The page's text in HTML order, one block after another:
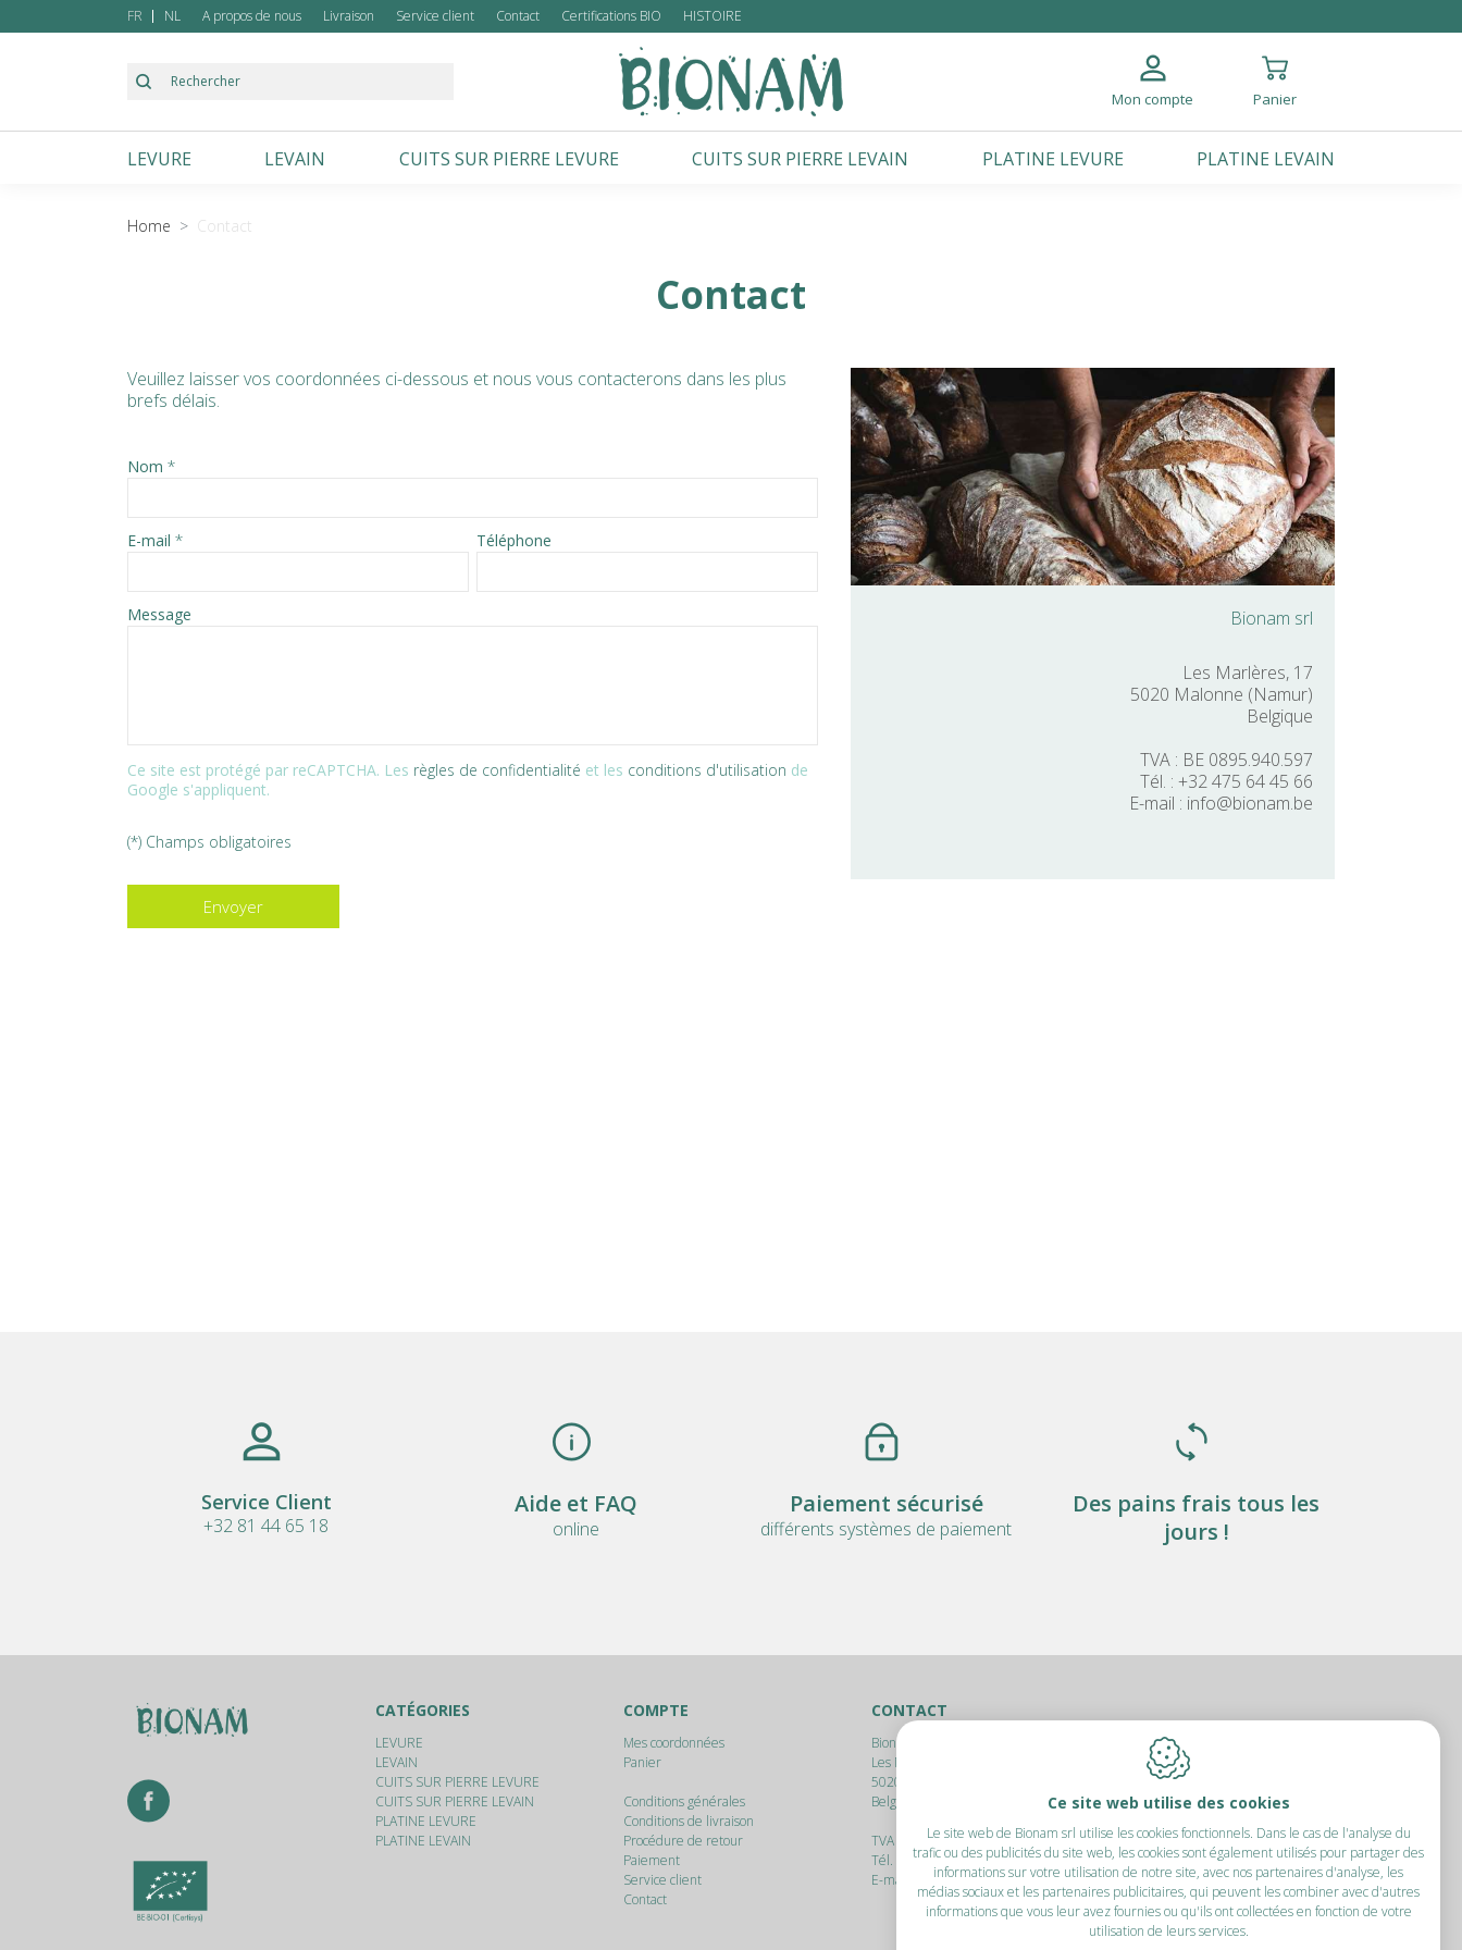
FR NL A propos de nous Livraison Service client Contact Certifications BIO HISTOIRE
Mon compte Panier
LEVURE
Froment
LEVAIN CUITS SUR PIERRE LEVURE CUITS SUR PIERRE LEVAIN
Froment
PLATINE LEVURE PLATINE LEVAIN
Home Contact
Contact
Veuillez laisser vos coordonnées ci-dessous et nous vous contacterons dans les plus
brefs délais.
Nom *
E-mail * Téléphone
Message
Ce site est protégé par reCAPTCHA. Les règles de confidentialité et les conditions d'utilisation de
Google s'appliquent.
(*) Champs obligatoires
Envoyer
Bionam srl
Les Marlères, 17
5020 Malonne (Namur)
Belgique
TVA : BE 0895.940.597
Tél. : +32 475 64 45 66
E-mail : info@bionam.be
Service Client
+32 81 44 65 18
Aide et FAQ
online
Paiement sécurisé
différents systèmes de paiement
Des pains frais tous les
jours !
CATÉGORIES
LEVURE
LEVAIN
CUITS SUR PIERRE LEVURE
CUITS SUR PIERRE LEVAIN
PLATINE LEVURE
PLATINE LEVAIN
COMPTE
Mes coordonnées
Panier
Conditions générales
Conditions de livraison
Procédure de retour
Paiement
Service client
Contact
CONTACT
Bionam srl
Les Marlères, 17
5020
Belgique
TVA : BE 0895.940.597
Tél. :
+32 475 64 45 66
E-mail :
info@bionam.be
Ce site web utilise des cookies
Le site web de Bionam srl utilise les cookies fonctionnels. Dans le cas de l'analyse du
trafic ou des publicités du site web, les cookies sont également utilisés pour partager des
informations sur votre utilisation de notre site, avec nos partenaires d'analyse, les
médias sociaux et les partenaires publicitaires, qui peuvent les combiner avec d'autres
informations que vous leur avez fournies ou qu'ils ont collectées en fonction de votre
utilisation de leurs services.